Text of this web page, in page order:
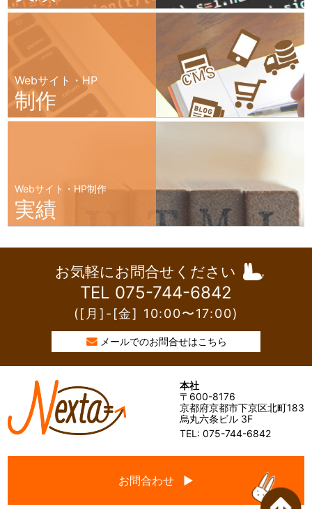
Webサイト・HP
制作
Webサイト・HP制作
実績
お気軽にお問合せください
TEL 075-744-6842
([月]-[金] 10:00〜17:00)
メールでのお問合せはこちら
本社
〒600-8176
京都府京都市下京区北町183
烏丸六条ビル 3F
TEL: 075-744-6842
お問合わせ ▶